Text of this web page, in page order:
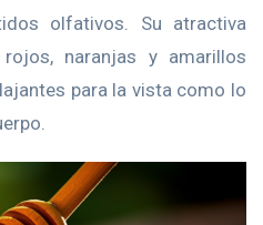
olfativos. Su atractiva
naranjas y amarillos
para la vista como lo